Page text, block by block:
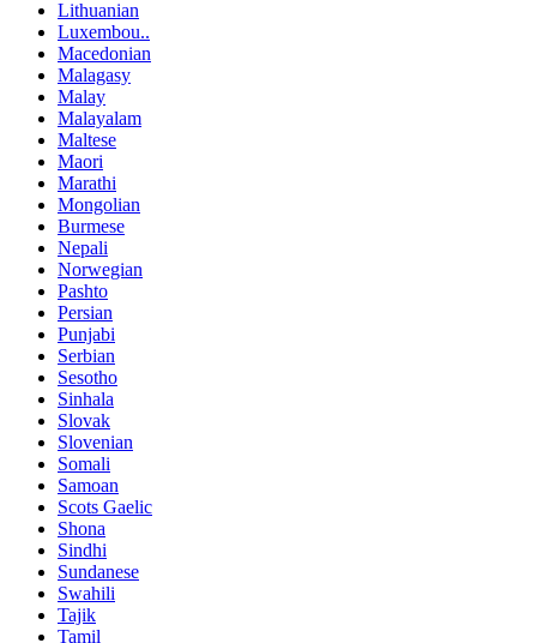
Lithuanian
Luxembou..
Macedonian
Malagasy
Malay
Malayalam
Maltese
Maori
Marathi
Mongolian
Burmese
Nepali
Norwegian
Pashto
Persian
Punjabi
Serbian
Sesotho
Sinhala
Slovak
Slovenian
Somali
Samoan
Scots Gaelic
Shona
Sindhi
Sundanese
Swahili
Tajik
Tamil